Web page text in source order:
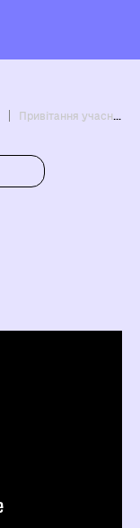
Привітання учасникам